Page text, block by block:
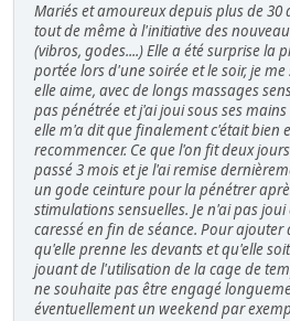
Mariés et amoureux depuis plus de 30
tout de même à l'initiative des
(vibros, godes....) Elle a été surprise la
portée lors d'une soirée et le soir, je
elle aime, avec de longs massages
pas pénétrée et j'ai joui sous ses
elle m'a dit que finalement c'était bien
recommencer. Ce que l'on fit deux
passé 3 mois et je l'ai remise
un gode ceinture pour la pénétrer
stimulations sensuelles. Je n'ai pas
caressé en fin de séance. Pour
qu'elle prenne les devants et qu'elle
jouant de l'utilisation de la cage de
ne souhaite pas être engagé
éventuellement un weekend par